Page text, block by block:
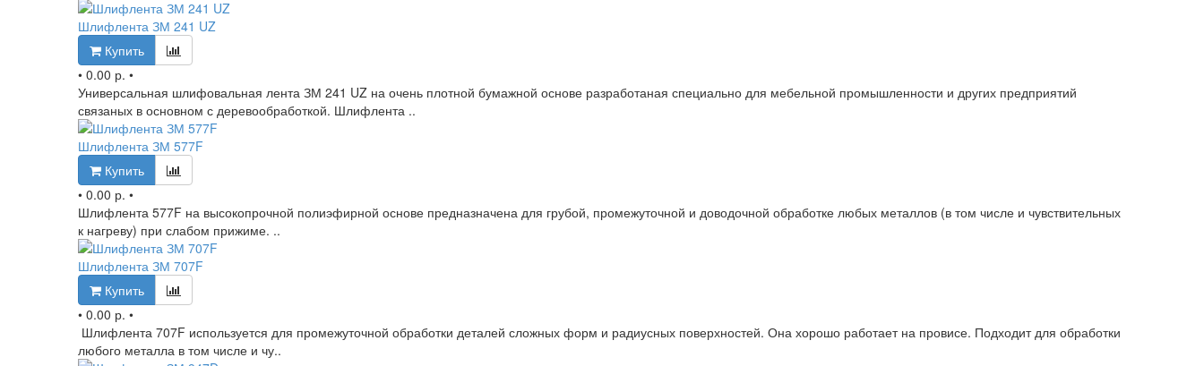
Шлифлента ЗМ 241 UZ
Купить
• 0.00 р. •
Универсальная шлифовальная лента ЗМ 241 UZ на очень плотной бумажной основе разработаная специально для мебельной промышленности и других предприятий
связаных в основном с деревообработкой. Шлифлента ..
Шлифлента ЗМ 577F
Купить
• 0.00 р. •
Шлифлента 577F на высокопрочной полиэфирной основе предназначена для грубой, промежуточной и доводочной обработке любых металлов (в том числе и чувствительных
к нагреву) при слабом прижиме. ..
Шлифлента ЗМ 707F
Купить
• 0.00 р. •
Шлифлента 707F используется для промежуточной обработки деталей сложных форм и радиусных поверхностей. Она хорошо работает на провисе. Подходит для обработки
любого металла в том числе и чу..